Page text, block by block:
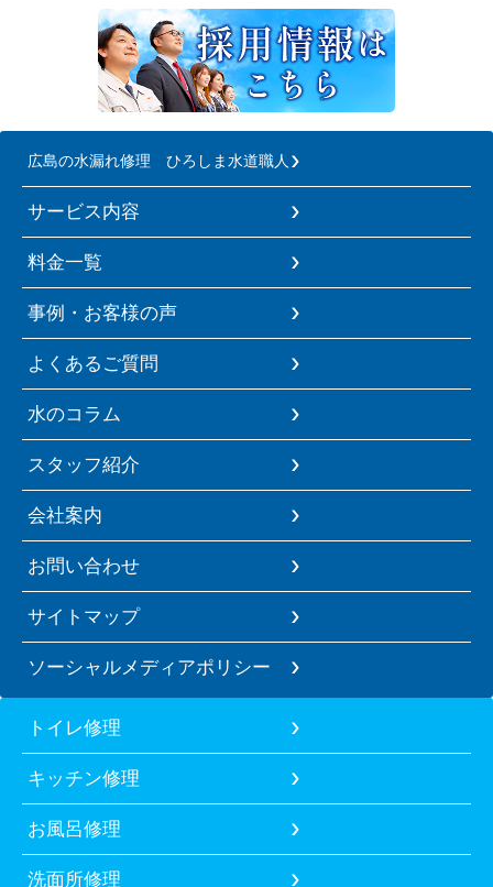
広島の水漏れ修理 ひろしま水道職人
サービス内容
料金一覧
事例・お客様の声
よくあるご質問
水のコラム
スタッフ紹介
会社案内
お問い合わせ
サイトマップ
ソーシャルメディアポリシー
トイレ修理
キッチン修理
お風呂修理
洗面所修理